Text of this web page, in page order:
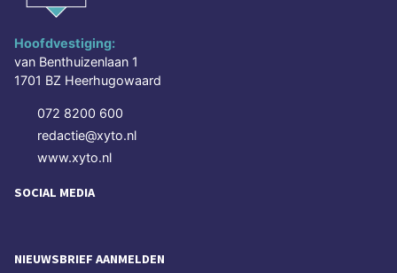
Hoofdvestiging:
van Benthuizenlaan 1
1701 BZ Heerhugowaard
072 8200 600
redactie@xyto.nl
www.xyto.nl
SOCIAL MEDIA
NIEUWSBRIEF AANMELDEN